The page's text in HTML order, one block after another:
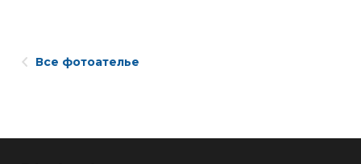
Все фотоателье